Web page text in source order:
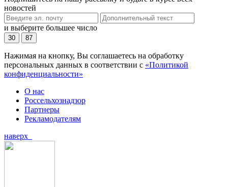
новостей
и выберите большее число
30 87
Нажимая на кнопку, Вы соглашаетесь на обработку
персональных данных в соответствии с «Политикой
конфиденциальности»
О нас
Россельхознадзор
Партнеры
Рекламодателям
наверх